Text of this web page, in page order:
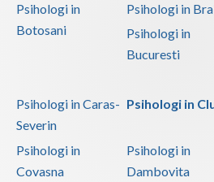
Psihologi in
Botosani
Psihologi in
Psihologi in
Bucuresti
Psihologi in Caras-
Severin
Psihologi in
Psihologi in
Covasna
Psihologi in
Dambovita